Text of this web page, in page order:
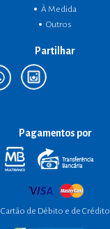
À Medida
Outros
Partilhar
Pagamentos por
Cartão de Débito e de Crédito